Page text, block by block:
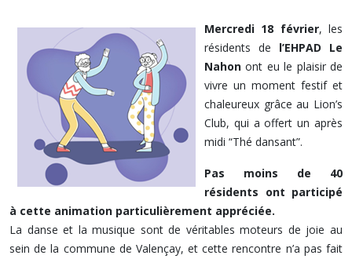
Mercredi 18 février, les
résidents de l’EHPAD Le
Nahonont eu le plaisir de
vivre un moment festif et
chaleureux grâce au Lion’s
Club, qui a offert un après
midi “Thé dansant”.
Pas moins de 40
résidents ont participé
à cette animation particulièrement appréciée.
La danse et la musique sont de véritables moteurs de joie au
sein de la commune de Valençay, et cette rencontre n’a pas fait